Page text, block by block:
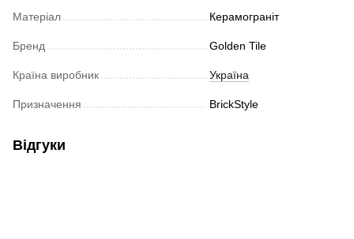
Матеріал Керамограніт
Бренд Golden Tile
Країна виробник Україна
Призначення BrickStyle
Відгуки